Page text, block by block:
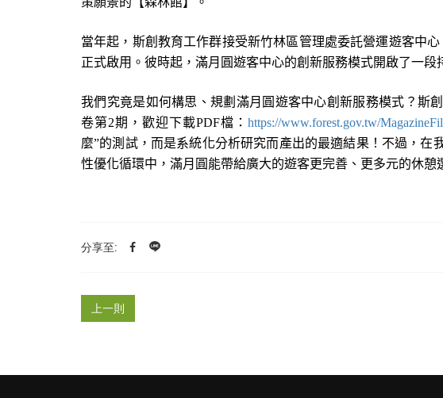
當年起，斯創教育工作群接受新竹林區管理處委託營運遊客中心
正式啟用。彼時起，滿月圓遊客中心的創新服務模式開啟了一段
我們究竟是如何構思、規劃滿月圓遊客中心創新服務模式？斯
卷第2期，歡迎下載PDF檔： https://www.forest.gov.tw/
麼”的測試，而是系統化分析研究而產出的最適結果！不過，
性優化循環中，滿月圓能帶給廣大的遊客更完善、更多元的休憩
分享至:
上一則